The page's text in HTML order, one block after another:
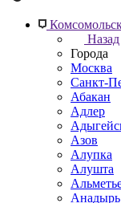
Назад
Города
Москва
Санкт-
Абакан
Адлер
Азов
Алупка
Алушта
Анадырь